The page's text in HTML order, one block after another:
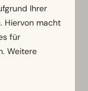
Ihrer
Hiervon macht
für
Weitere